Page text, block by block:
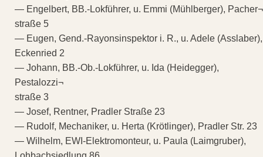
— Engelbert, BB.-Lokführer, u. Emmi (Mühlberger), Pacher¬
straße 5
— Eugen, Gend.-Rayonsinspektor i. R., u. Adele (Asslaber),
Eckenried 2
— Johann, BB.-Ob.-Lokführer, u. Ida (Heidegger),
Pestalozzi¬
straße 3
— Josef, Rentner, Pradler Straße 23
— Rudolf, Mechaniker, u. Herta (Krötlinger), Pradler Str. 23
— Wilhelm, EWI-Elektromonteur, u. Paula (Laimgruber),